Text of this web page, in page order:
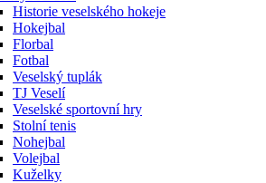
Historie veselského hokeje
Hokejbal
Florbal
Fotbal
Veselský tuplák
TJ Veselí
Veselské sportovní hry
Stolní tenis
Nohejbal
Volejbal
Kuželky